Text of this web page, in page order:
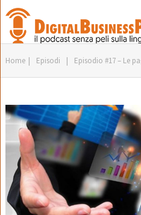
Home | Episodi | Episodio #17 – Le